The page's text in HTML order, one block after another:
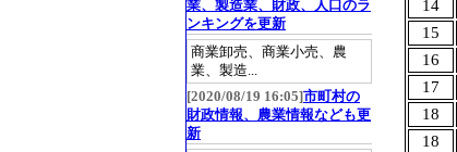
14
15
16
17
18
18
業、製造業、財政、人口のラ
ンキングを更新
商業卸売、商業小売、農
業、製造...
[2020/08/19 16:05]市町村の
財政情報、農業情報なども更
新